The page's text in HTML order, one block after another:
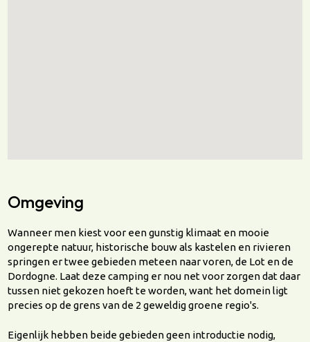
Omgeving
Wanneer men kiest voor een gunstig klimaat en mooie
ongerepte natuur, historische bouw als kastelen en rivieren
springen er twee gebieden meteen naar voren, de Lot en de
Dordogne. Laat deze camping er nou net voor zorgen dat daar
tussen niet gekozen hoeft te worden, want het domein ligt
precies op de grens van de 2 geweldig groene regio's.
Eigenlijk hebben beide gebieden geen introductie nodig,